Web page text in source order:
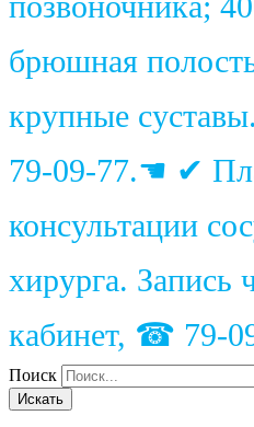
брюшная
крупные
79-09-77.☚ ✔
консультации
хирурга. Запись
кабинет, ☎ 79-
Поиск
Искать